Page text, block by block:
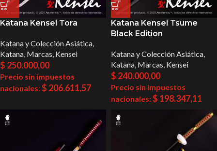
Katana Kensei Tora
Katana y Colección Asiática,
Katana, Marcas, Kensei
$ 250.000,00
Precio sin impuestos
nacionales:$ 206.611,57
Katana Kensei Tsume
Black Edition
Katana y Colección Asiática,
Katana, Marcas, Kensei
$ 240.000,00
Precio sin impuestos
nacionales:$ 198.347,11